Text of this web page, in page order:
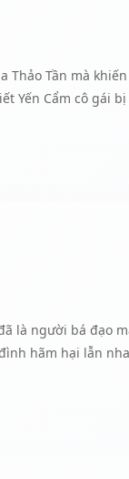
thuyết kia thật
đọc một chút.
Tần mà
Yến Cẩm cô gái
là người bá đạo
hãm hại lẫn
tình nghĩa,
phố ta chỉ là